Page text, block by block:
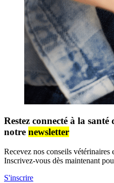
Restez connecté à la
notre newsletter
Recevez nos conseils
Inscrivez-vous dès maintenant
S'inscrire